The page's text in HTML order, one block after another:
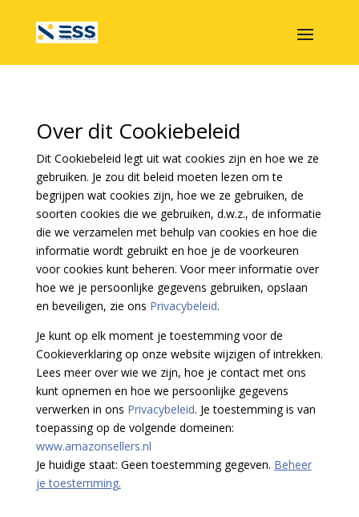
Over dit Cookiebeleid
Dit Cookiebeleid legt uit wat cookies zijn en hoe we ze
gebruiken. Je zou dit beleid moeten lezen om te
begrijpen wat cookies zijn, hoe we ze gebruiken, de
soorten cookies die we gebruiken, d.w.z., de informatie
die we verzamelen met behulp van cookies en hoe die
informatie wordt gebruikt en hoe je de voorkeuren
voor cookies kunt beheren. Voor meer informatie over
hoe we je persoonlijke gegevens gebruiken, opslaan
en beveiligen, zie ons Privacybeleid.
Je kunt op elk moment je toestemming voor de
Cookieverklaring op onze website wijzigen of intrekken.
Lees meer over wie we zijn, hoe je contact met ons
kunt opnemen en hoe we persoonlijke gegevens
verwerken in ons Privacybeleid. Je toestemming is van
toepassing op de volgende domeinen:
www.amazonsellers.nl
Je huidige staat: Geen toestemming gegeven. Beheer
je toestemming.